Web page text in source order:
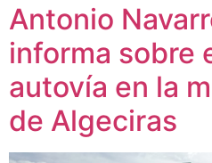
Antonio
informa sobre
autovía en la
de Algeciras